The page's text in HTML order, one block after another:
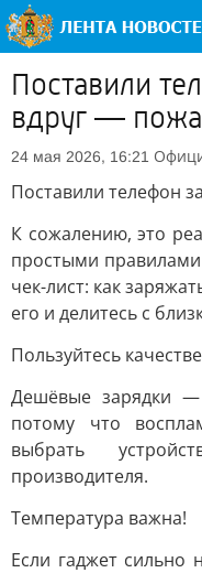
Поставили
вдруг —
24 мая 2026, 16:21
Поставили телефон
К сожалению, это
простыми
чек-лист: как
его и делитесь с
Пользуйтесь
Дешёвые зарядки —
потому что
выбрать
производителя.
Температура важна!
Если гаджет сильно